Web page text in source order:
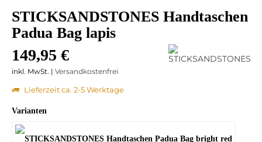
STICKSANDSTONES Handtaschen
Padua Bag lapis
149,95 €
inkl. MwSt. | Versandkostenfrei
Lieferzeit ca. 2-5 Werktage
Varianten